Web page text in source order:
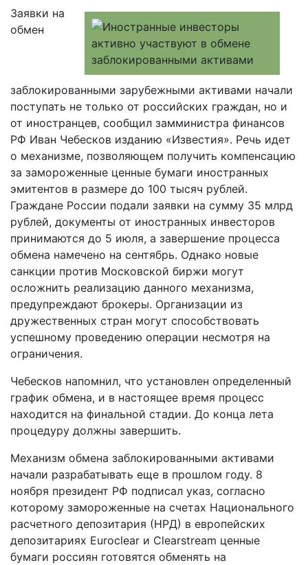
Заявки на
обмен
заблокированными зарубежными активами начали
поступать не только от российских граждан, но и
от иностранцев, сообщил замминистра финансов
РФ Иван Чебесков изданию «Известия». Речь идет
о механизме, позволяющем получить компенсацию
за замороженные ценные бумаги иностранных
эмитентов в размере до 100 тысяч рублей.
Граждане России подали заявки на сумму 35 млрд
рублей, документы от иностранных инвесторов
принимаются до 5 июля, а завершение процесса
обмена намечено на сентябрь. Однако новые
санкции против Московской биржи могут
осложнить реализацию данного механизма,
предупреждают брокеры. Организации из
дружественных стран могут способствовать
успешному проведению операции несмотря на
ограничения.
Чебесков напомнил, что установлен определенный
график обмена, и в настоящее время процесс
находится на финальной стадии. До конца лета
процедуру должны завершить.
Механизм обмена заблокированными активами
начали разрабатывать еще в прошлом году. 8
ноября президент РФ подписал указ, согласно
которому замороженные на счетах Национального
расчетного депозитария (НРД) в европейских
депозитариях Euroclear и Clearstream ценные
бумаги россиян готовятся обменять на